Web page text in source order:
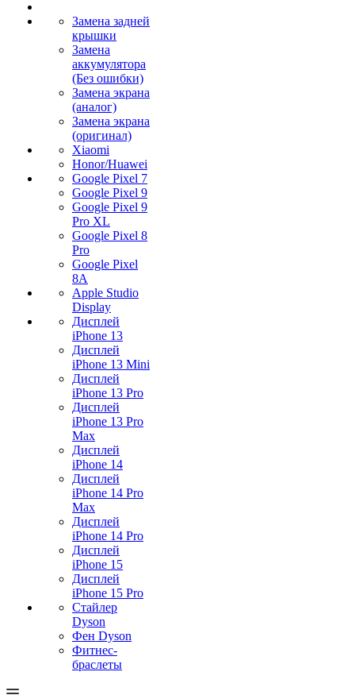
Замена задней
крышки
Замена
аккумулятора
(Без ошибки)
Замена экрана
(аналог)
Замена экрана
(оригинал)
Xiaomi
Honor/Huawei
Google Pixel 7
Google Pixel 9
Google Pixel 9
Pro XL
Google Pixel 8
Pro
Google Pixel
8A
Apple Studio
Display
Дисплей
iPhone 13
Дисплей
iPhone 13 Mini
Дисплей
iPhone 13 Pro
Дисплей
iPhone 13 Pro
Max
Дисплей
iPhone 14
Дисплей
iPhone 14 Pro
Max
Дисплей
iPhone 14 Pro
Дисплей
iPhone 15
Дисплей
iPhone 15 Pro
Стайлер
Dyson
Фен Dyson
Фитнес-
браслеты